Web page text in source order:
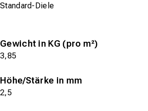
Standard-Diele
Gewicht in KG (pro m²)
3,85
Höhe/Stärke in mm
2,5